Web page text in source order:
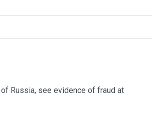
Russia, see evidence of fraud at